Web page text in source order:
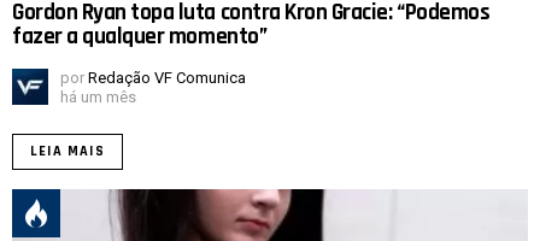
Gordon Ryan topa luta contra Kron Gracie: “Podemos
fazer a qualquer momento”
por Redação VF Comunica
há um mês
LEIA MAIS